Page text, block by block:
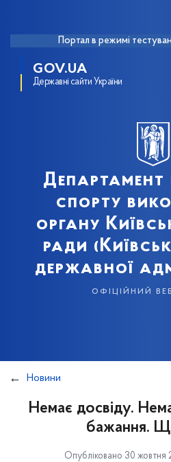
Портал в режимі
GOV.UA
Державні сайти України
Департамент
спорту
органу
ради
державної
офіційний
Новини
Немає досвіду.
бажання.
Опубліковано 30 жовтня